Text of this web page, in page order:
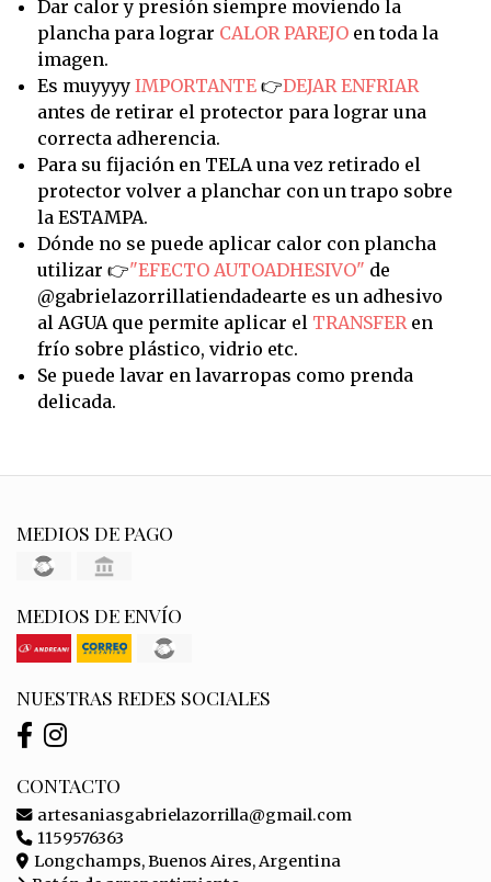
Dar calor y presión siempre moviendo la
plancha para lograr CALOR PAREJOen toda la
imagen.
Es muyyyy IMPORTANTE👉DEJAR ENFRIAR
antes de retirar el protector para lograr una
correcta adherencia.
Para su fijación en TELA una vez retirado el
protector volver a planchar con un trapo sobre
la ESTAMPA.
Dónde no se puede aplicar calor con plancha
utilizar 👉"EFECTO AUTOADHESIVO" de
@gabrielazorrillatiendadearte es un adhesivo
al AGUA que permite aplicar el TRANSFERen
frío sobre plástico, vidrio etc.
Se puede lavar en lavarropas como prenda
delicada.
MEDIOS DE PAGO
MEDIOS DE ENVÍO
NUESTRAS REDES SOCIALES
CONTACTO
artesaniasgabrielazorrilla@gmail.com
1159576363
Longchamps, Buenos Aires, Argentina